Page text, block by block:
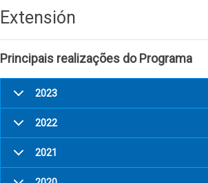
Extensión
Principais realizações do Programa
2023
2022
2021